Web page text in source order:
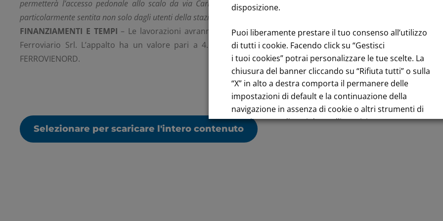
permetterà l’accesso pedonale allo scalo da via Carloni anche durante la chiusura del passaggio a livello,
particolarmente sentita non solo dagli utenti della stazione ma anche dagli abitanti del quartiere”.
FINANZIAMENTI E TEMPI – Le lavorazioni avranno una durata di circa un anno e saranno realizzate
Ferroviario Srl. L’appalto ha un valore pari a 4.683.571,52 euro. L’intervento è finanziato da Regione
FERROVIENORD.
Selezionare per scaricare l'intero contenuto
disposizione.
Puoi liberamente prestare il tuo consenso all’utilizzo
di tutti i cookie. Facendo click su “Gestisci
i tuoi cookies” potrai personalizzare le tue scelte. La
chiusura del banner cliccando su “Rifiuta tutti” o sulla
“X” in alto a destra comporta il permanere delle
impostazioni di default e la continuazione della
navigazione in assenza di cookie o altri strumenti di
tracciamento diversi da quelli tecnici.